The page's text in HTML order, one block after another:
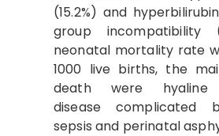
(15.2%) and
group incompatibility
neonatal mortality rate
1000 live births, the
death were hyaline
disease complicated
sepsis and perinatal